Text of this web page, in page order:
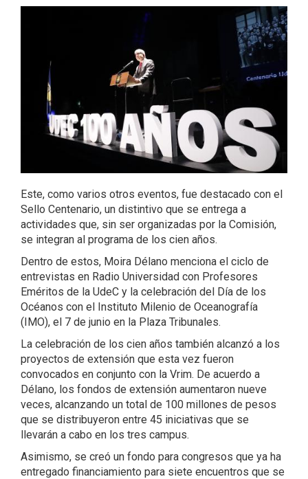
Este, como varios otros eventos, fue destacado con el
Sello Centenario, un distintivo que se entrega a
actividades que, sin ser organizadas por la Comisión,
se integran al programa de los cien años.
Dentro de estos, Moira Délano menciona el ciclo de
entrevistas en Radio Universidad con Profesores
Eméritos de la UdeC y la celebración del Día de los
Océanos con el Instituto Milenio de Oceanografía
(IMO), el 7 de junio en la Plaza Tribunales.
La celebración de los cien años también alcanzó a los
proyectos de extensión que esta vez fueron
convocados en conjunto con la Vrim. De acuerdo a
Délano, los fondos de extensión aumentaron nueve
veces, alcanzando un total de 100 millones de pesos
que se distribuyeron entre 45 iniciativas que se
llevarán a cabo en los tres campus.
Asimismo, se creó un fondo para congresos que ya ha
entregado financiamiento para siete encuentros que se